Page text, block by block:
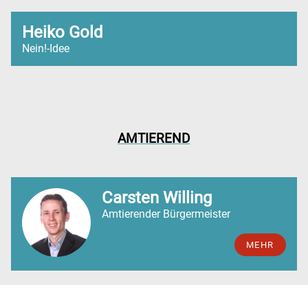
AMTIEREND
Carsten Willing
Amtierender Bürgermeister
MEHR
Heiko Gold
Nein!-Idee